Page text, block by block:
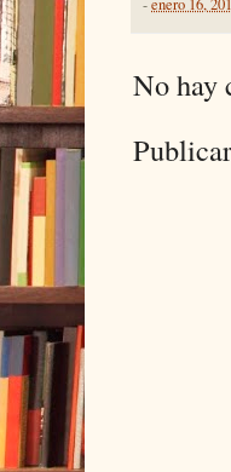
-enero 16,
No hay